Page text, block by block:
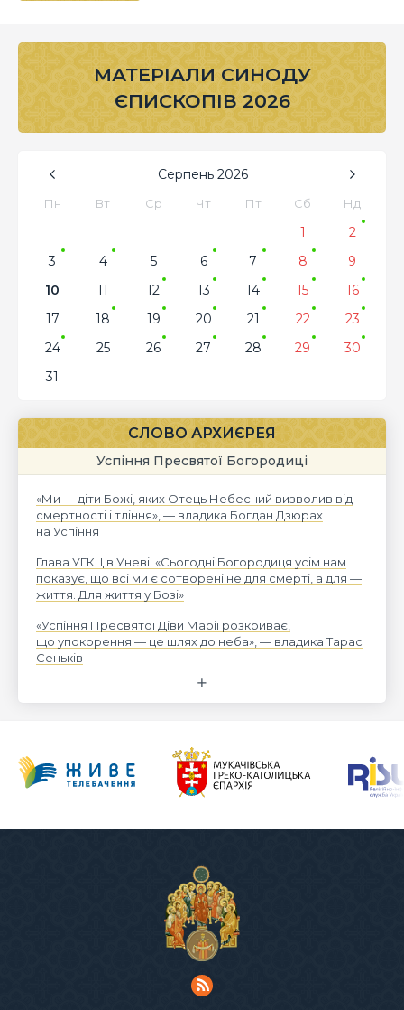
МАТЕРІАЛИ СИНОДУ
ЄПИСКОПІВ 2026
Серпень 2026
Пн Вт Ср Чт Пт Сб Нд
1
2
3
4 5 6 7 8
9
10
11 12 13 14 15
16
17
18 19 20 21 22
23
24
25 26 27 28 29
30
31
СЛОВО АРХИЄРЕЯ
Успіння Пресвятої Богородиці
«Ми — діти Божі, яких Отець Небесний визволив від
смертності і тління», — владика Богдан Дзюрах
на Успіння
Глава УГКЦ в Уневі: «Сьогодні Богородиця усім нам
показує, що всі ми є сотворені не для смерті, а для —
життя. Для життя у Бозі»
«Успіння Пресвятої Діви Марії розкриває,
що упокорення — це шлях до неба», — владика Тарас
Сеньків